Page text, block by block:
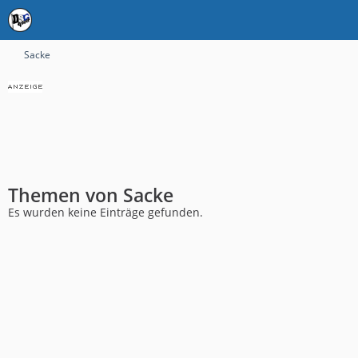
Sacke
Themen von Sacke
Es wurden keine Einträge gefunden.